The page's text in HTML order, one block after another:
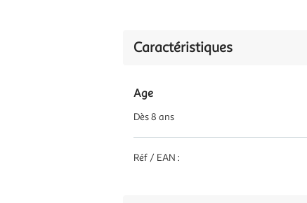
Caractéristiques
Age
Dès 8 ans
Réf / EAN :